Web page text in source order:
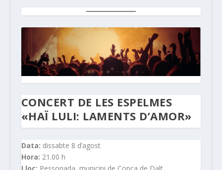
CONCERT DE LES ESPELMES
«HAÏ LULI: LAMENTS D’AMOR»
Data: dissabte 8 d’agost
Hora: 21.00 h